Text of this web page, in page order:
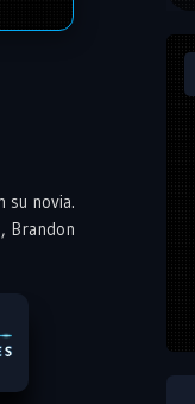
su novia.
Brandon